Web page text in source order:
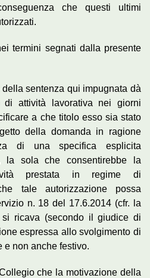
che questi ultimi
termini segnati dalla presente
della sentenza qui impugnata dà
di attività lavorativa nei giorni
a che titolo esso sia stato
della domanda in ragione
di una specifica esplicita
la sola che consentirebbe la
prestata in regime di
tale autorizzazione possa
n. 18 del 17.6.2014 (cfr. la
ricava (secondo il giudice di
espressa allo svolgimento di
e non anche festivo.
che la motivazione della